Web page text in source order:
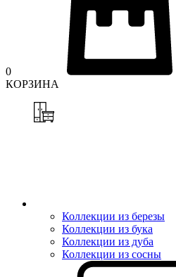
0
КОРЗИНА
Коллекции из березы
Коллекции из бука
Коллекции из дуба
Коллекции из сосны